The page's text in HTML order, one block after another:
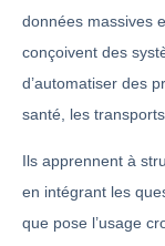
données massives
conçoivent des
d’automatiser des
santé, les
Ils apprennent à
en intégrant les
que pose l’usage